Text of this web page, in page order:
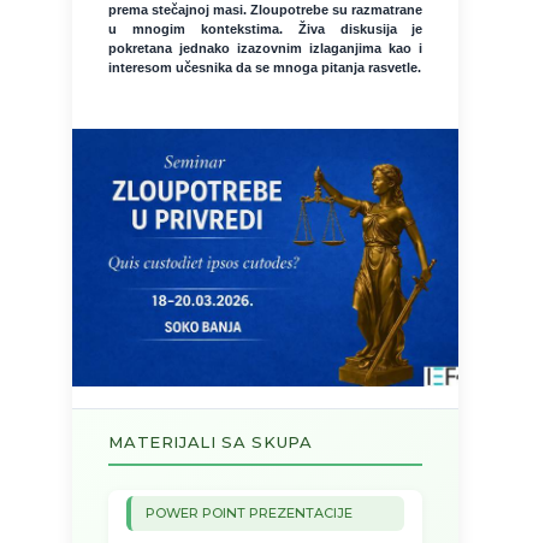
prema stečajnoj masi. Zloupotrebe su razmatrane
u mnogim kontekstima. Živa diskusija je
pokretana jednako izazovnim izlaganjima kao i
interesom učesnika da se mnoga pitanja rasvetle.
MATERIJALI SA SKUPA
POWER POINT PREZENTACIJE